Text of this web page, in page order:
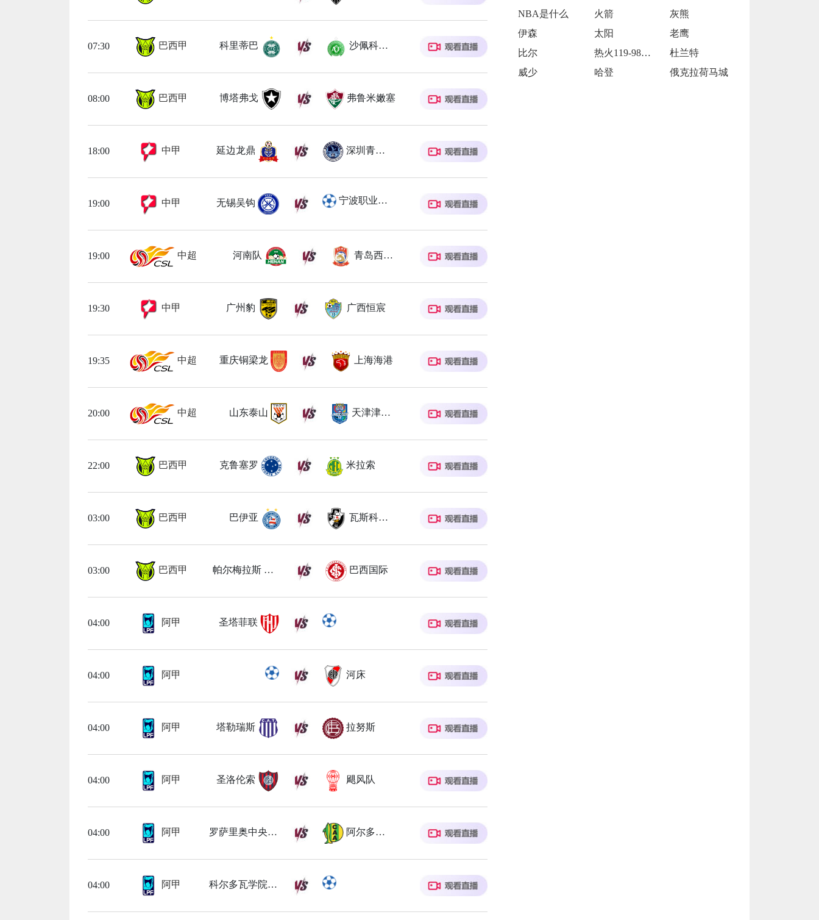
07:30 巴西甲 科里蒂巴 沙佩科恩斯
08:00 巴西甲 博塔弗戈 弗鲁米嫩塞
18:00 中甲 延边龙鼎 深圳青年人
19:00 中甲 无锡吴钩 宁波职业足球俱乐部
19:00 中超 河南队 青岛西海岸
19:30 中甲 广州豹 广西恒宸
19:35 中超 重庆铜梁龙 上海海港
20:00 中超 山东泰山 天津津门虎
22:00 巴西甲 克鲁塞罗 米拉索
03:00 巴西甲 巴伊亚 瓦斯科达伽马
03:00 巴西甲 帕尔梅拉斯 巴西国际
04:00 阿甲 圣塔菲联
04:00 阿甲 河床
04:00 阿甲 塔勒瑞斯 拉努斯
04:00 阿甲 圣洛伦索 飓风队
04:00 阿甲 罗萨里奥中央 阿尔多斯维
04:00 阿甲 科尔多瓦学院
NBA是什么
火箭
灰熊
伊森
太阳
老鹰
比尔
热火119-98大胜开拓者
杜兰特
威少
哈登 俄克拉荷马城